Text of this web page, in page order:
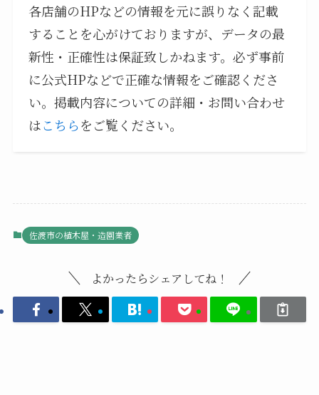
各店舗のHPなどの情報を元に誤りなく記載
することを心がけておりますが、データの最
新性・正確性は保証致しかねます。必ず事前
に公式HPなどで正確な情報をご確認くださ
い。掲載内容についての詳細・お問い合わせ
はこちらをご覧ください。
佐渡市の植木屋・造園業者
よかったらシェアしてね！